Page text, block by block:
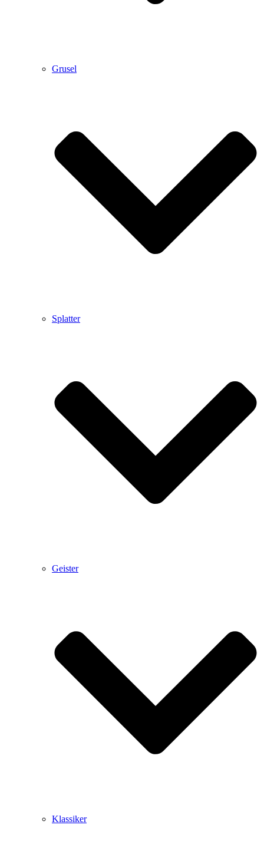
Grusel
Splatter
Geister
Klassiker